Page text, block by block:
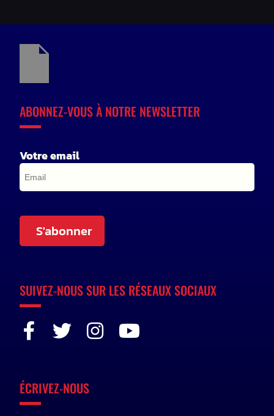
ABONNEZ-VOUS À NOTRE NEWSLETTER
Votre email
S'abonner
SUIVEZ-NOUS SUR LES RÉSEAUX SOCIAUX
ÉCRIVEZ-NOUS